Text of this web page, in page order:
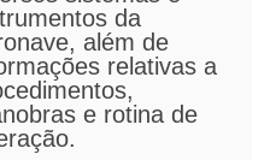
da
além de
relativas a
e rotina de